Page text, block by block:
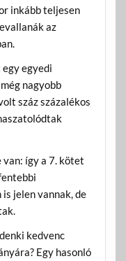
inkább teljesen
az
egyedi
nagyobb
száz százalékos
van: így a 7. kötet
jelen vannak, de
kedvenc
Egy hasonló